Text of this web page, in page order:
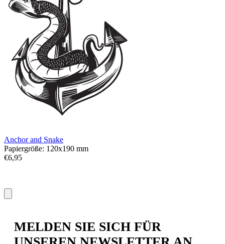
Anchor and Snake
Papiergröße: 120x190 mm
€6,95
MELDEN SIE SICH FÜR